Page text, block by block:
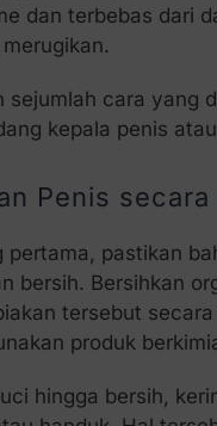
dan terbebas dari
sejumlah cara yang
kepala penis
Penis secara
pertama, pastikan
bersih. Bersihkan
tersebut
produk
hingga bersih,